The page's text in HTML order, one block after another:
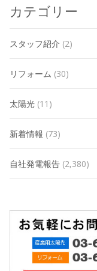
カテゴリー
スタッフ紹介 (2)
リフォーム (30)
太陽光 (11)
新着情報 (73)
自社発電報告 (2,380)